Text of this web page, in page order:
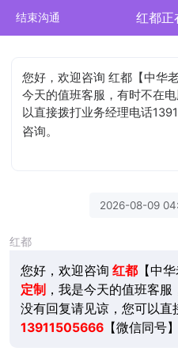
结束沟通 红都正
您好，欢迎咨询 红都【中华
今天的值班客服，有时不在
以直接拨打业务经理电话
咨询。
2026-08-09
红都
您好，欢迎咨询 红都【中华
定制 ，我是今天的值班客
没有回复请见谅，您可以直
13911505666【微信同号